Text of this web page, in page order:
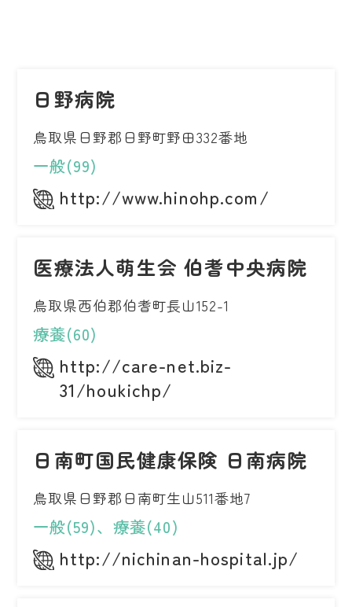
日野病院
鳥取県日野郡日野町野田332番地
一般(99)
http://www.hinohp.com/
医療法人萌生会 伯耆中央病院
鳥取県西伯郡伯耆町長山152-1
療養(60)
http://care-net.biz-
31/houkichp/
日南町国民健康保険 日南病院
鳥取県日野郡日南町生山511番地7
一般(59)、療養(40)
http://nichinan-hospital.jp/